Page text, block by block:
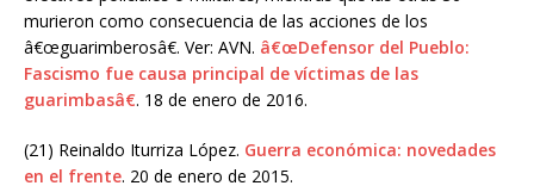
murieron como consecuencia de las acciones de los
â€œguarimberosâ€. Ver: AVN. â€œDefensor del Pueblo:
Fascismo fue causa principal de víctimas de las
guarimbasâ€. 18 de enero de 2016.
(21) Reinaldo Iturriza López. Guerra económica: novedades
en el frente. 20 de enero de 2015.